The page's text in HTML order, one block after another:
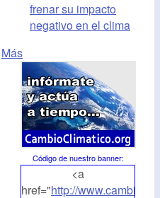
frenar su impacto
negativo en el clima
Más
Código de nuestro banner:
<a
href="http://